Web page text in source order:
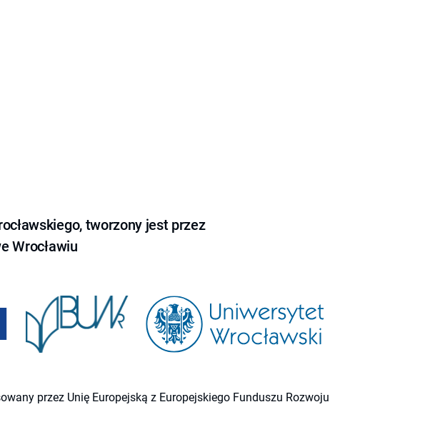
tworzony jest przez
Wrocławiu
przez Unię Europejską z Europejskiego Funduszu Rozwoju